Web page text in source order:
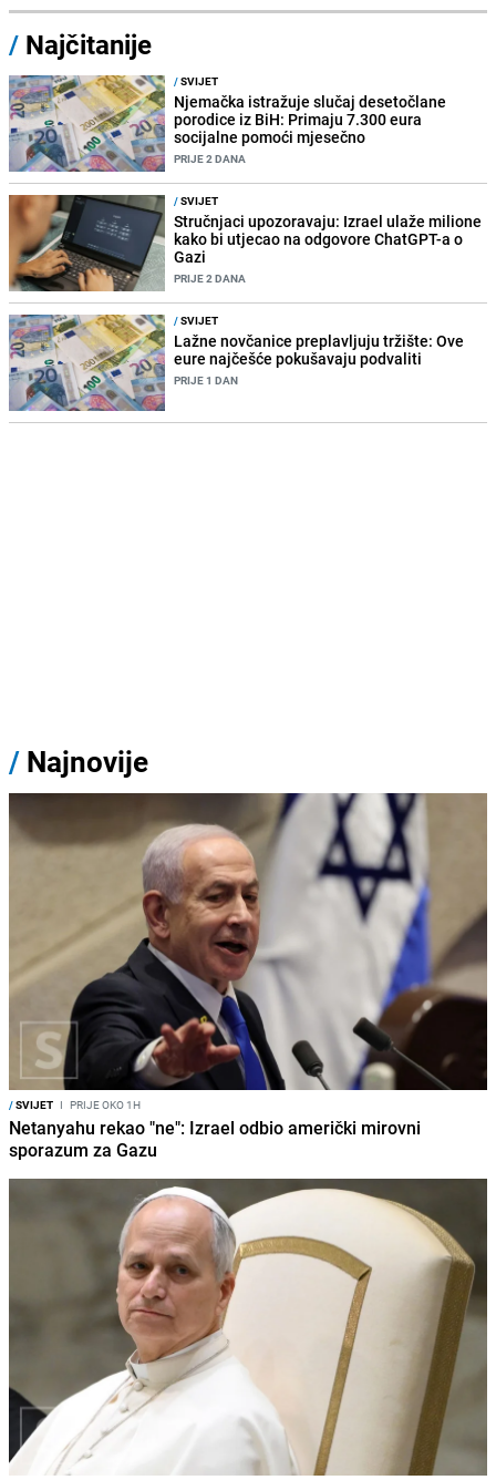
/ Najčitanije
/SVIJET
Njemačka istražuje slučaj desetočlane
porodice iz BiH: Primaju 7.300 eura
socijalne pomoći mjesečno
PRIJE 2 DANA
/SVIJET
Stručnjaci upozoravaju: Izrael ulaže milione
kako bi utjecao na odgovore ChatGPT-a o
Gazi
PRIJE 2 DANA
/SVIJET
Lažne novčanice preplavljuju tržište: Ove
eure najčešće pokušavaju podvaliti
PRIJE 1 DAN
/ Najnovije
/SVIJET I PRIJE OKO 1H
Netanyahu rekao "ne": Izrael odbio američki mirovni
sporazum za Gazu